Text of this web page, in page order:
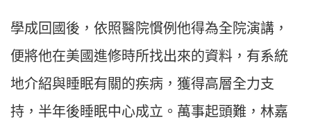
學成回國後，依照醫院慣例他得為全院演講，
便將他在美國進修時所找出來的資料，有系統
地介紹與睡眠有關的疾病，獲得高層全力支
持，半年後睡眠中心成立。萬事起頭難，林嘉